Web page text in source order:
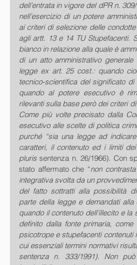
dell’entrata in vigore del dPR n.
nell’esercizio di un potere
ai criteri di selezione delle
agli artt. 13 e 14 TU Stupefacenti.
bianco in relazione alla quale è
di un atto amministrativo
legge ex art. 25 cost.: quando
tecnico-scientifica del significato
quando al potere esecutivo è
rilevanti sulla base però dei criteri
Come più volte precisato dalla
esecutivo alle scelte di politica
purché “sia una legge ad
caratteri, il contenuto ed i limiti
pluris sentenza n. 26/1966). Con
stato affermato che “non
integrativa svolta da un
del fatto sottratti alla possibilità
parte della legge e demandati alla
quando il contenuto dell’illecito e
definito dalla fonte primaria,
psicotrope e stupefacenti contenuti
cui essenziali termini normativi
sentenza n. 333/1991). Non